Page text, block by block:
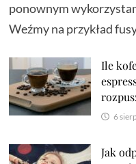
ponownym
Weźmy na przykład
Ile
6
Jak